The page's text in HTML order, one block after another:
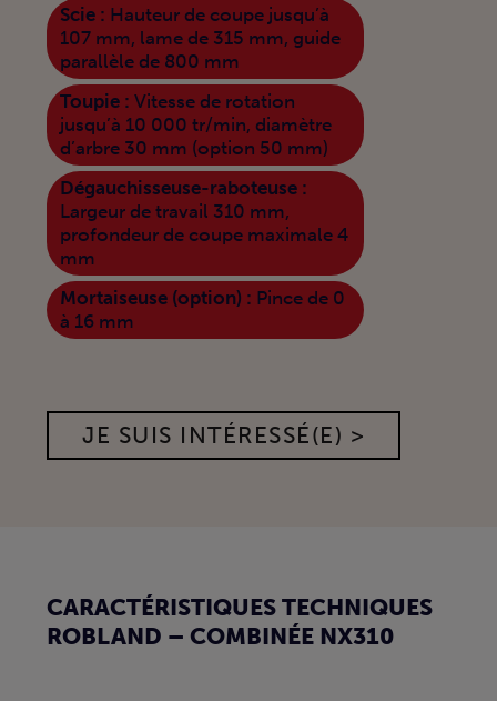
Scie : Hauteur de coupe jusqu’à
107 mm, lame de 315 mm, guide
parallèle de 800 mm
Toupie : Vitesse de rotation
jusqu’à 10 000 tr/min, diamètre
d’arbre 30 mm (option 50 mm)
Dégauchisseuse-raboteuse :
Largeur de travail 310 mm,
profondeur de coupe maximale 4
mm
Mortaiseuse (option) : Pince de 0
à 16 mm
JE SUIS INTÉRESSÉ(E) >
CARACTÉRISTIQUES TECHNIQUES
ROBLAND – COMBINÉE NX310